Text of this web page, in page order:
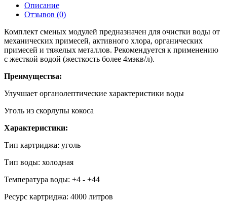
Описание
Отзывов (0)
Комплект сменых модулей предназначен для очистки воды от
механических примесей, активного хлора, органических
примесей и тяжелых металлов. Рекомендуется к применению
с жесткой водой (жесткость более 4мэкв/л).
Преимущества:
Улучшает органолептические характеристики воды
Уголь из скорлупы кокоса
Характеристики:
Тип картриджа: уголь
Тип воды: холодная
Температура воды: +4 - +44
Ресурс картриджа: 4000 литров